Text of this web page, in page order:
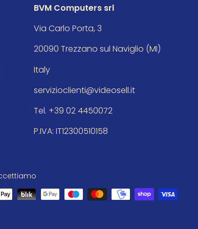
BVM Computers srl
Via Carlo Porta, 3
20090 Trezzano sul Naviglio (MI)
Italy
servizioclienti@videosell.it
Tel. +39 02 4450072
P.IVA: IT12300510158